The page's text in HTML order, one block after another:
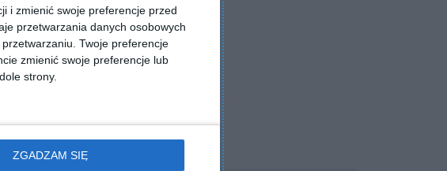
i zmienić swoje preferencje przed
przetwarzania danych osobowych
Twoje preferencje
zmienić swoje preferencje lub
strony.
ZGADZAM SIĘ